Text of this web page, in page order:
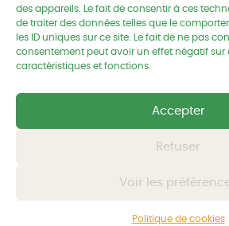
des appareils. Le fait de consentir à ces
de traiter des données telles que le
les ID uniques sur ce site. Le fait de ne pas
consentement peut avoir un effet négatif sur
caractéristiques et fonctions.
Accepter
Refuser
Voir les
Politique de cookies
Retrouvez-nous
Tous droits réservés
Développement et hébergement-© Kornog Web